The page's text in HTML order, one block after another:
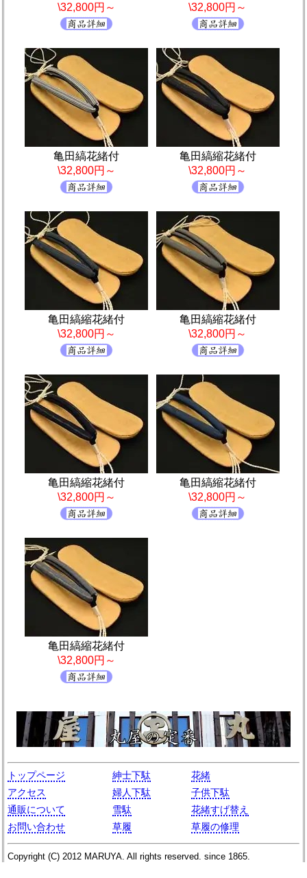
\32,800円～
\32,800円～
亀田縞花緒付
\32,800円～
亀田縞縮花緒付
\32,800円～
亀田縞縮花緒付
\32,800円～
亀田縞縮花緒付
\32,800円～
亀田縞縮花緒付
\32,800円～
亀田縞縮花緒付
\32,800円～
亀田縞縮花緒付
\32,800円～
トップページ
アクセス
通販について
お問い合わせ
紳士下駄
婦人下駄
雪駄
草履
花緒
子供下駄
花緒すげ替え
草履の修理
Copyright (C) 2012 MARUYA . All rights reserved. since 1865.